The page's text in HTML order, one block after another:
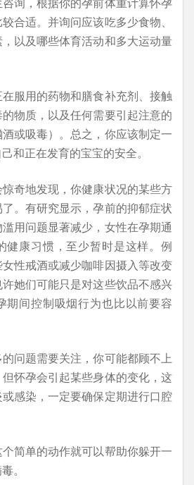
合适。并询问应该吃多少食物、
以及哪些体育活动和多大运动量
服用的药物和膳食补充剂、接触
物质，以及任何需要引起注意的
或吸毒）。总之，你应该制定一
和正在发育的宝宝的安全。
奇地发现，你健康状况的某些方
。有研究显示，孕前的抑郁症状
用问题显著减少，女性在孕期通
健康习惯，至少暂时是这样。例
性戒酒或减少咖啡因摄入等改变
她们可能只是对这些饮品不感兴
期间控制吸烟行为也比以前要容
问题需要关注，你可能都顾不上
怀孕会引起某些身体的变化，这
感染，一定要确保定期进行口腔
简单的动作就可以帮助你躲开一
。